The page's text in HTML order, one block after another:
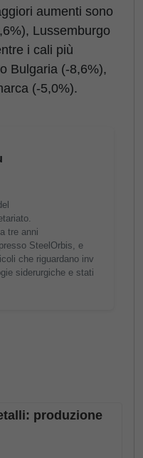
aumenti sono
Lussemburgo
i cali più
Bulgaria (-8,6%),
(-5,0%).
tre anni
SteelOrbis, e
che riguardano inv
siderurgiche e stati
produzione